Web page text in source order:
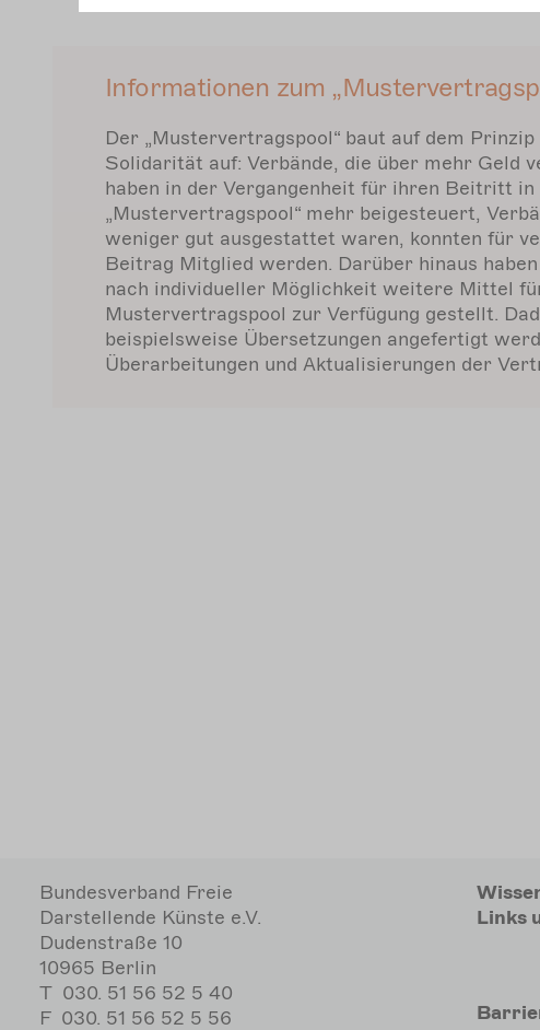
Informationen zum
Der „Mustervertragspool“ baut auf dem Prinzip
Solidarität auf: Verbände, die über mehr Geld
haben in der Vergangenheit für ihren Beitritt in
„Mustervertragspool“ mehr beigesteuert,
weniger gut ausgestattet waren, konnten für
Beitrag Mitglied werden. Darüber hinaus
nach individueller Möglichkeit weitere Mittel
Mustervertragspool zur Verfügung gestellt.
beispielsweise Übersetzungen angefertigt
Überarbeitungen und Aktualisierungen der
Bundesverband Freie
Darstellende Künste e.V.
Dudenstraße 10
10965 Berlin
T 030. 51 56 52 5 40
F 030. 51 56 52 5 56
Links